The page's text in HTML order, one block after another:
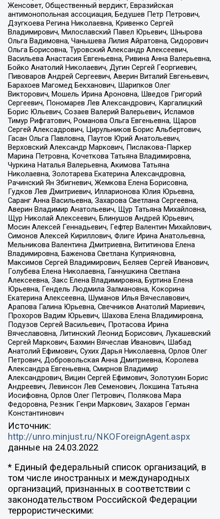
Женсовет, Общественный вердикт, Евразийская
антимонопольная ассоциация, Бедушев Петр Петрович,
Дзугкоева Регина Николаевна, Кривенко Сергей
Владимирович, Милославский Павел Юрьевич, Шнырова
Ольга Вадимовна, Чанышева Лилия Айратовна, Сидорович
Ольга Борисовна, Туровский Александр Алексеевич,
Васильева Анастасия Евгеньевна, Ривина Анна Валерьевна,
Бойко Анатолий Николаевич, Дугин Сергей Георгиевич,
Пивоваров Андрей Сергеевич, Аверин Виталий Евгеньевич,
Барахоев Магомед Бекханович, Шарипков Олег
Викторович, Мошель Ирина Ароновна, Шведов Григорий
Сергеевич, Пономарев Лев Александрович, Каргалицкий
Борис Юльевич, Созаев Валерий Валерьевич, Исламов
Тимур Рифгатович, Романова Ольга Евгеньевна, Щаров
Сергей Алексадрович, Цирульников Борис Альбертович,
Гасан Ольга Павловна, Паутов Юрий Анатольевич,
Верховский Александр Маркович, Пислакова-Паркер
Марина Петровна, Кочеткова Татьяна Владимировна,
Чуркина Наталья Валерьевна, Акимова Татьяна
Николаевна, Золотарева Екатерина Александровна,
Рачинский Ян Збигневич, Жемкова Елена Борисовна,
Гудков Лев Дмитриевич, Илларионова Юлия Юрьевна,
Саранг Анна Васильевна, Захарова Светлана Сергеевна,
Аверин Владимир Анатольевич, Щур Татьяна Михайловна,
Щур Николай Алексеевич, Блинушов Андрей Юрьевич,
Мосин Алексей Геннадьевич, Гефтер Валентин Михайлович,
Симонов Алексей Кириллович, Флиге Ирина Анатольевна,
Мельникова Валентина Дмитриевна, Вититинова Елена
Владимировна, Баженова Светлана Куприяновна,
Максимов Сергей Владимирович, Беляев Сергей Иванович,
Голубева Елена Николаевна, Ганнушкина Светлана
Алексеевна, Закс Елена Владимировна, Буртина Елена
Юрьевна, Гендель Людмила Залмановна, Кокорина
Екатерина Алексеевна, Шуманов Илья Вячеславович,
Арапова Галина Юрьевна, Свечников Анатолий Мариевич,
Прохоров Вадим Юрьевич, Шахова Елена Владимировна,
Подузов Сергей Васильевич, Протасова Ирина
Вячеславовна, Литинский Леонид Борисович, Лукашевский
Сергей Маркович, Бахмин Вячеслав Иванович, Шабад
Анатолий Ефимович, Сухих Дарья Николаевна, Орлов Олег
Петрович, Добровольская Анна Дмитриевна, Королева
Александра Евгеньевна, Смирнов Владимир
Александрович, Вицин Сергей Ефимович, Золотухин Борис
Андреевич, Левинсон Лев Семенович, Локшина Татьяна
Иосифовна, Орлов Олег Петрович, Полякова Мара
Федоровна, Резник Генри Маркович, Захаров Герман
Константинович
Источник:
http://unro.minjust.ru/NKOForeignAgent.aspx
данные на 24.03.2022
* Единый федеральный список организаций, в
том числе иностранных и международных
организаций, признанных в соответствии с
законодательством Российской Федерации
террористическими: